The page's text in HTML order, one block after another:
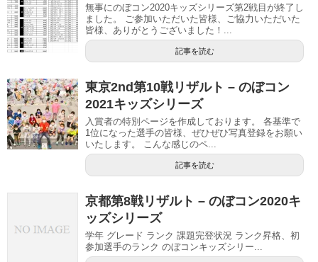
無事にのぼコン2020キッズシリーズ第2戦目が終了し
ました。 ご参加いただいた皆様、ご協力いただいた
皆様、ありがとうございました！...
記事を読む
東京2nd第10戦リザルト – のぼコン
2021キッズシリーズ
入賞者の特別ページを作成しております。 各基準で
1位になった選手の皆様、ぜひぜひ写真登録をお願い
いたします。 こんな感じのペ...
記事を読む
京都第8戦リザルト – のぼコン2020キ
ッズシリーズ
学年 グレード ランク 課題完登状況 ランク昇格、初
参加選手のランク のぼコンキッズシリー...